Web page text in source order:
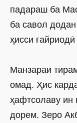
падараш ба
ба савол
ҳисси
Манзараи
омад. Ҳис
ҳафтсолаву ин
дорем. Зеро